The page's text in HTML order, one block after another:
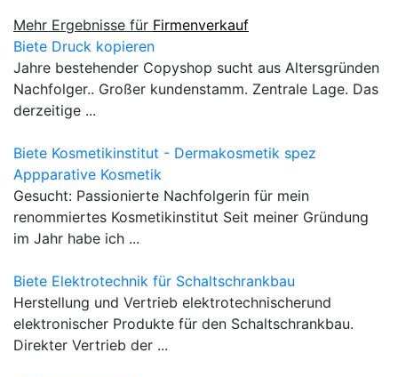
Mehr Ergebnisse für Firmenverkauf
Biete Druck kopieren
Jahre bestehender Copyshop sucht aus Altersgründen
Nachfolger.. Großer kundenstamm. Zentrale Lage. Das
derzeitige ...
Biete Kosmetikinstitut - Dermakosmetik spez
Appparative Kosmetik
Gesucht: Passionierte Nachfolgerin für mein
renommiertes Kosmetikinstitut Seit meiner Gründung
im Jahr habe ich ...
Biete Elektrotechnik für Schaltschrankbau
Herstellung und Vertrieb elektrotechnischerund
elektronischer Produkte für den Schaltschrankbau.
Direkter Vertrieb der ...